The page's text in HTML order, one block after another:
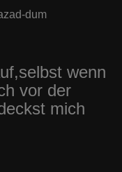
dum
wenn
vor der
mich